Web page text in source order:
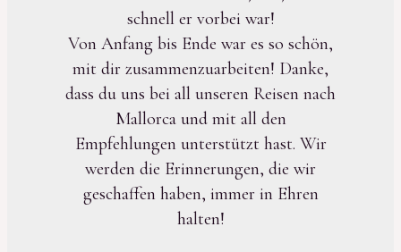
schnell er vorbei war!
Von Anfang bis Ende war es so schön,
mit dir zusammenzuarbeiten! Danke,
dass du uns bei all unseren Reisen nach
Mallorca und mit all den
Empfehlungen unterstützt hast. Wir
werden die Erinnerungen, die wir
geschaffen haben, immer in Ehren
halten!